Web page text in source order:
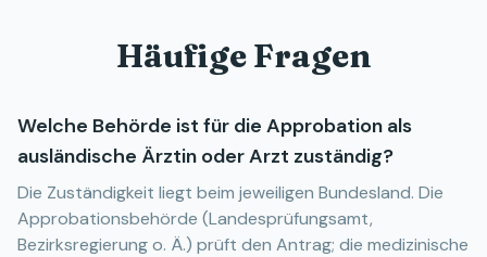
Häufige Fragen
Welche Behörde ist für die Approbation als
ausländische Ärztin oder Arzt zuständig?
Die Zuständigkeit liegt beim jeweiligen Bundesland. Die
Approbationsbehörde (Landesprüfungsamt,
Bezirksregierung o. Ä.) prüft den Antrag; die medizinische